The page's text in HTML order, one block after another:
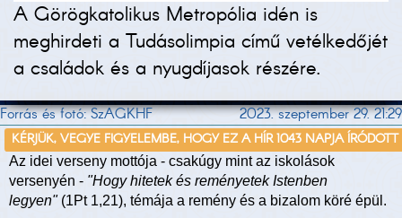
A Görögkatolikus Metropólia idén is
meghirdeti a Tudásolimpia című vetélkedőjét
a családok és a nyugdíjasok részére.
Forrás és fotó: SzAGKHF 2023. szeptember 29. 21:29
KÉRJÜK, VEGYE FIGYELEMBE, HOGY EZ A HÍR 1043 NAPJA ÍRÓDOTT
Az idei verseny mottója - csakúgy mint az iskolások
versenyén - "Hogy hitetek és reményetek Istenben
legyen" (1Pt 1,21), témája a remény és a bizalom köré épül.